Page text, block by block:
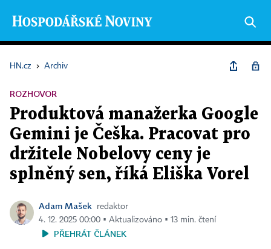
HN.cz › Archiv
ROZHOVOR
Produktová manažerka Google
Gemini je Češka. Pracovat pro
držitele Nobelovy ceny je
splněný sen, říká Eliška Vorel
Adam Mašek
redaktor
4. 12. 2025 00:00 ▪ Aktualizováno ▪ 13 min. čtení
PŘEHRÁT ČLÁNEK